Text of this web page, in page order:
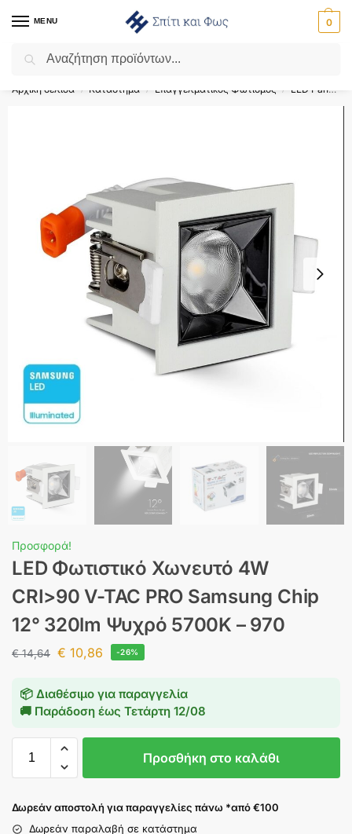
MENU 0
Flash Sale ⚡ 10% Έκπτωση με τον κωδικό ‘SPRING’!
Αρχική σελίδα / Κατάστημα / Επαγγελματικός Φωτισμός / LED Panel
Προσφορά!
LED Φωτιστικό Χωνευτό 4W
CRI>90 V-TAC PRO Samsung Chip
12° 320lm Ψυχρό 5700K – 970
€14,64 € 10,86 -26%
📦 Διαθέσιμο για παραγγελία
🚚 Παράδοση έως Τετάρτη 12/08
Προσθήκη στο καλάθι
Δωρεάν αποστολή για παραγγελίες πάνω *από €100
Δωρεάν παραλαβή σε κατάστημα